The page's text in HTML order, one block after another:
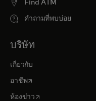
Find ATM
คำถามที่พบบ่อย
บริษัท
เกี่ยวกับ
อาชีพopens in a new tab
ห้องข่าว opens in a new tab